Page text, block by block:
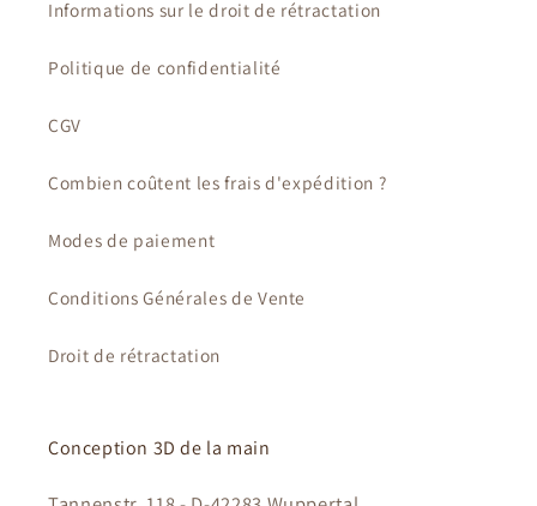
Informations sur le droit de rétractation
Politique de confidentialité
CGV
Combien coûtent les frais d'expédition ?
Modes de paiement
Conditions Générales de Vente
Droit de rétractation
Conception 3D de la main